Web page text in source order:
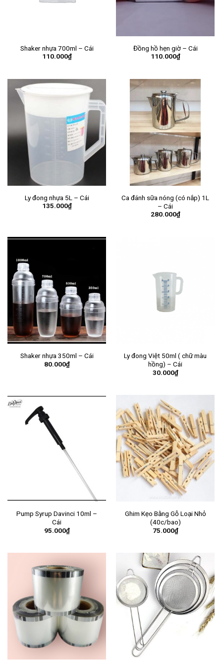
Shaker nhựa 700ml – Cái
110.000₫
Đồng hồ hẹn giờ – Cái
110.000₫
Ly đong nhựa 5L – Cái
135.000₫
Ca đánh sữa nóng (có nắp) 1L
– Cái
280.000₫
Shaker nhựa 350ml – Cái
80.000₫
Ly đong Việt 50ml ( chữ màu
hồng) – Cái
30.000₫
Pump Syrup Davinci 10ml –
Cái
95.000₫
Ghim Kẹo Bằng Gỗ Loại Nhỏ
(40c/bao)
75.000₫